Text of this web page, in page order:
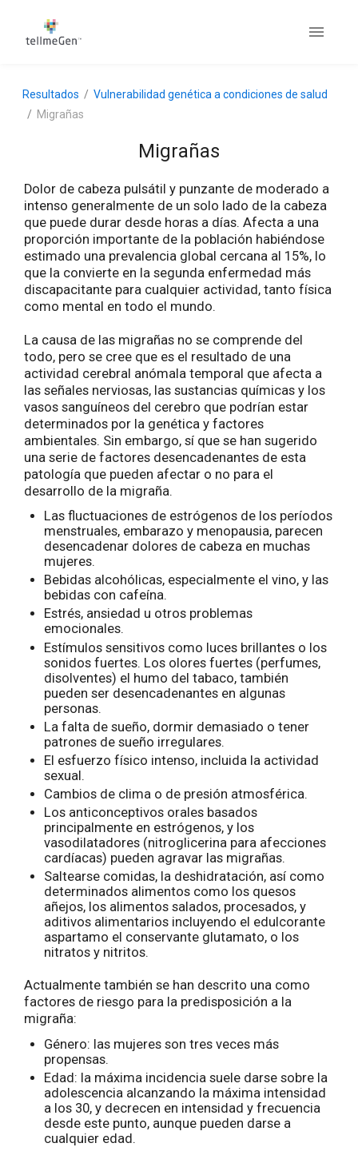
Resultados
Vulnerabilidad genética a condiciones de salud
Migrañas
Migrañas
Dolor de cabeza pulsátil y punzante de moderado a
intenso generalmente de un solo lado de la cabeza
que puede durar desde horas a días. Afecta a una
proporción importante de la población habiéndose
estimado una prevalencia global cercana al 15%, lo
que la convierte en la segunda enfermedad más
discapacitante para cualquier actividad, tanto física
como mental en todo el mundo.
La causa de las migrañas no se comprende del
todo, pero se cree que es el resultado de una
actividad cerebral anómala temporal que afecta a
las señales nerviosas, las sustancias químicas y los
vasos sanguíneos del cerebro que podrían estar
determinados por la genética y factores
ambientales. Sin embargo, sí que se han sugerido
una serie de factores desencadenantes de esta
patología que pueden afectar o no para el
desarrollo de la migraña.
Las fluctuaciones de estrógenos de los períodos
menstruales, embarazo y menopausia, parecen
desencadenar dolores de cabeza en muchas
mujeres.
Bebidas alcohólicas, especialmente el vino, y las
bebidas con cafeína.
Estrés, ansiedad u otros problemas
emocionales.
Estímulos sensitivos como luces brillantes o los
sonidos fuertes. Los olores fuertes (perfumes,
disolventes) el humo del tabaco, también
pueden ser desencadenantes en algunas
personas.
La falta de sueño, dormir demasiado o tener
patrones de sueño irregulares.
El esfuerzo físico intenso, incluida la actividad
sexual.
Cambios de clima o de presión atmosférica.
Los anticonceptivos orales basados
principalmente en estrógenos, y los
vasodilatadores (nitroglicerina para afecciones
cardíacas) pueden agravar las migrañas.
Saltearse comidas, la deshidratación, así como
determinados alimentos como los quesos
añejos, los alimentos salados, procesados, y
aditivos alimentarios incluyendo el edulcorante
aspartamo el conservante glutamato, o los
nitratos y nitritos.
Actualmente también se han descrito una como
factores de riesgo para la predisposición a la
migraña:
Género: las mujeres son tres veces más
propensas.
Edad: la máxima incidencia suele darse sobre la
adolescencia alcanzando la máxima intensidad
a los 30, y decrecen en intensidad y frecuencia
desde este punto, aunque pueden darse a
cualquier edad.